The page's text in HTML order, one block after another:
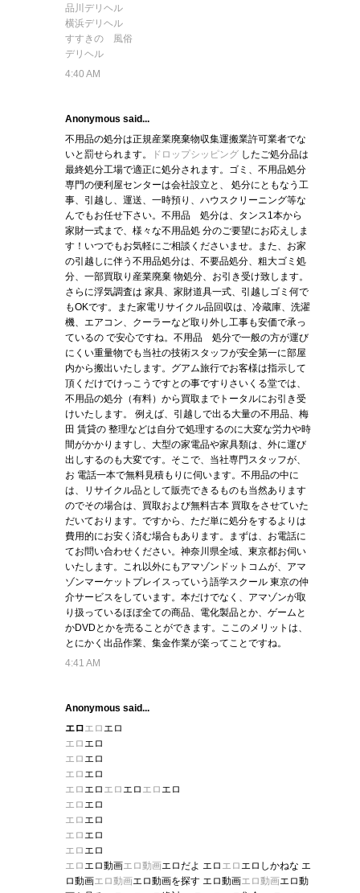
品川デリヘル
横浜デリヘル
すすきの 風俗
デリヘル
4:40 AM
Anonymous said...
不用品の処分は正規産業廃棄物収集運搬業許可業者でな
いと罰せられます。
ドロップシッピングしたご処分品は
最終処分工場で適正に処分されます。ゴミ、不用品処分
専門の便利屋センターは会社設立と、 処分にともなう工
事、引越し、運送、一時預り、ハウスクリーニング等な
んでもお任せ下さい。不用品 処分は、タンス1本から
家財一式まで、様々な不用品処 分のご要望にお応えしま
す！いつでもお気軽にご相談くださいませ。また、お家
の引越しに伴う不用品処分は、不要品処分、粗大ゴミ処
分、一部買取り産業廃棄 物処分、お引き受け致します。
さらに浮気調査は 家具、家財道具一式、引越しゴミ何で
もOKです。また家電リサイクル品回収は、冷蔵庫、洗濯
機、エアコン、クーラーなど取り外し工事も安価で承っ
ているの で安心ですね。不用品 処分で一般の方が運び
にくい重量物でも当社の技術スタッフが安全第一に部屋
内から搬出いたします。グアム旅行でお客様は指示して
頂くだけでけっこうですとの事ですりさいくる堂では、
不用品の処分（有料）から買取までトータルにお引き受
けいたします。 例えば、引越しで出る大量の不用品、梅
田 賃貸の 整理などは自分で処理するのに大変な労力や時
間がかかりますし、大型の家電品や家具類は、外に運び
出しするのも大変です。そこで、当社専門スタッフが、
お 電話一本で無料見積もりに伺います。不用品の中に
は、リサイクル品として販売できるものも当然あります
のでその場合は、買取および無料古本 買取をさせていた
だいております。ですから、ただ単に処分をするよりは
費用的にお安く済む場合もあります。まずは、お電話に
てお問い合わせください。神奈川県全域、東京都お伺い
いたします。これ以外にもアマゾンドットコムが、アマ
ゾンマーケットプレイスっていう語学スクール 東京の仲
介サービスをしています。本だけでなく、アマゾンが取
り扱っているほぼ全ての商品、電化製品とか、ゲームと
かDVDとかを売ることができます。ここのメリットは、
とにかく出品作業、集金作業が楽ってことですね。
4:41 AM
Anonymous said...
エロエロエロ
エロエロ
エロエロ
エロエロ
エロエロ エロエロ エロエロ
エロエロ
エロエロ
エロエロ
エロエロ
エロエロ動画エロ動画エロだよ エロ エロエロしかねな エ
ロ動画エロ動画エロ動画を探す エロ動画エロ動画エロ動